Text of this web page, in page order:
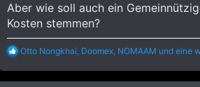
Aber wie soll auch ein
Kosten stemmen?
R
a
k
Otto Nongkhai, Doomex, NOMAAM und eine